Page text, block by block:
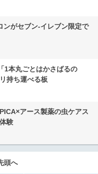
がセブン‐イレブン限定で
1本丸ごとはかさばるの
持ち運べる板
アース製薬の虫ケアス
験
頭へ